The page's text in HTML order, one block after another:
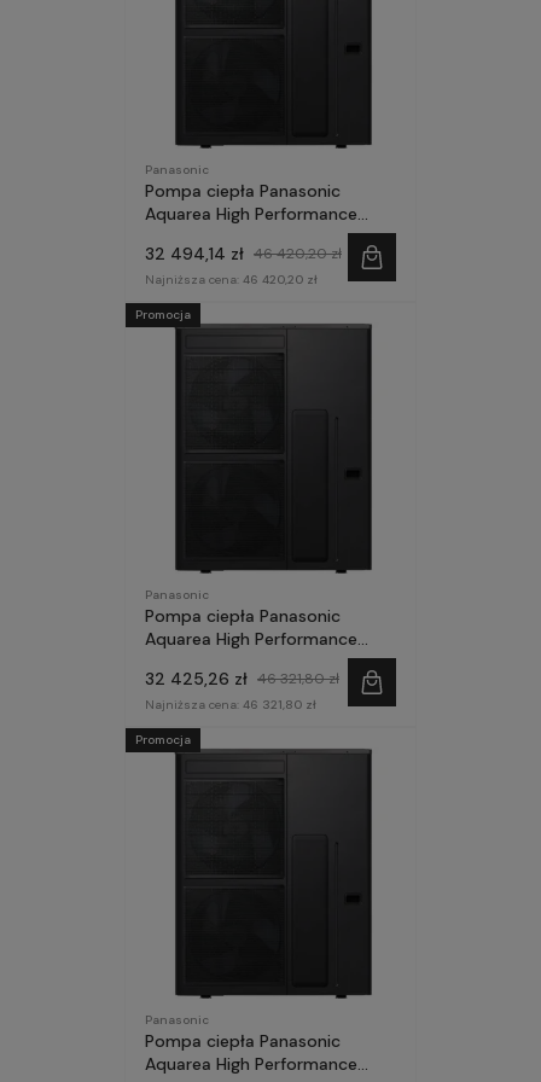
Panasonic
Pompa ciepła Panasonic
Aquarea High Performance
Hydrosplit 16kW 1~ seria M
SPLIT grzałka 3kW
32 494,14 zł 46 420,20 zł
Najniższa cena: 46 420,20 zł
Panasonic
Pompa ciepła Panasonic
Aquarea High Performance
Hydrosplit 16kW 1~ seria M
SPLIT grzałka 6kW
32 425,26 zł 46 321,80 zł
Najniższa cena: 46 321,80 zł
Promocja
Panasonic
Pompa ciepła Panasonic
Aquarea High Performance
Promocja